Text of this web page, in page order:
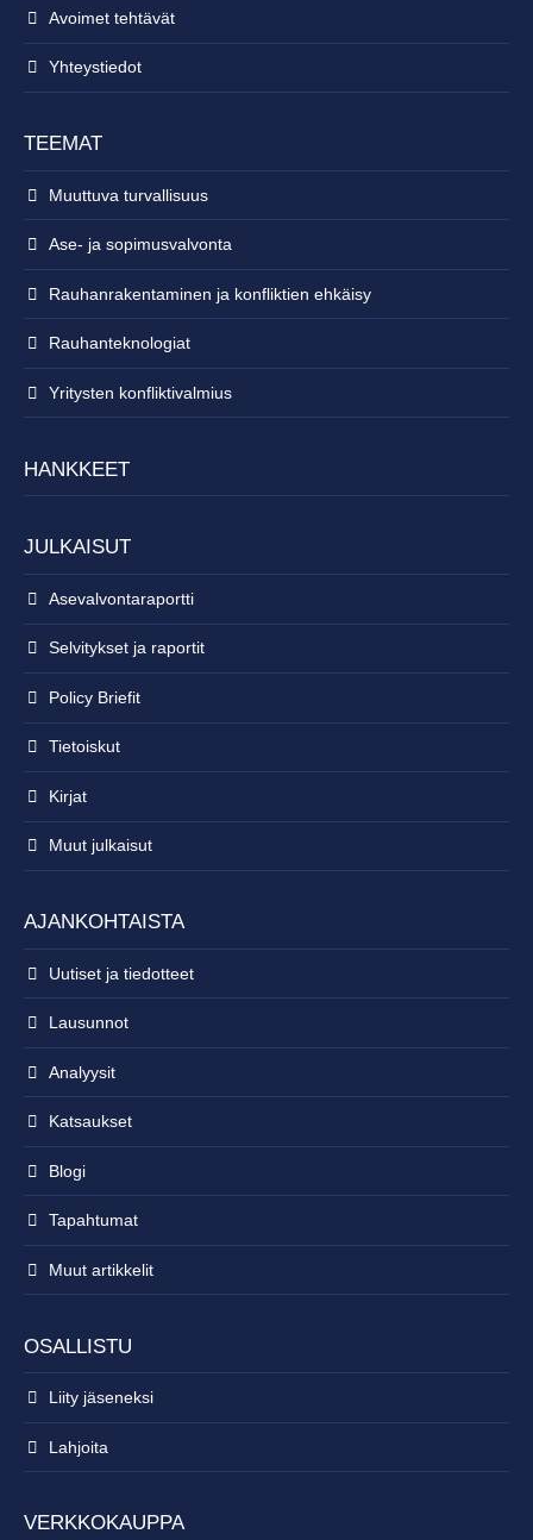
Avoimet tehtävät
Yhteystiedot
TEEMAT
Muuttuva turvallisuus
Ase- ja sopimusvalvonta
Rauhanrakentaminen ja konfliktien ehkäisy
Rauhanteknologiat
Yritysten konfliktivalmius
HANKKEET
JULKAISUT
Asevalvontaraportti
Selvitykset ja raportit
Policy Briefit
Tietoiskut
Kirjat
Muut julkaisut
AJANKOHTAISTA
Uutiset ja tiedotteet
Lausunnot
Analyysit
Katsaukset
Blogi
Tapahtumat
Muut artikkelit
OSALLISTU
Liity jäseneksi
Lahjoita
VERKKOKAUPPA